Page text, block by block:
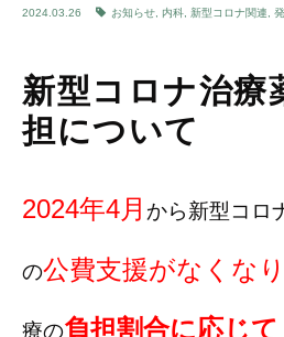
2024.03.26 お知らせ 内科 新型コロナ関連
新型コロナ治療
担について
2024年4月 から新型コロ
の公費支援がなくなり
療の負担割合に応じて